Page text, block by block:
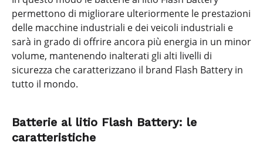
permettono di migliorare ulteriormente le prestazioni
delle macchine industriali e dei veicoli industriali e
sarà in grado di offrire ancora più energia in un minor
volume, mantenendo inalterati gli alti livelli di
sicurezza che caratterizzano il brand Flash Battery in
tutto il mondo.
Batterie al litio Flash Battery: le
caratteristiche